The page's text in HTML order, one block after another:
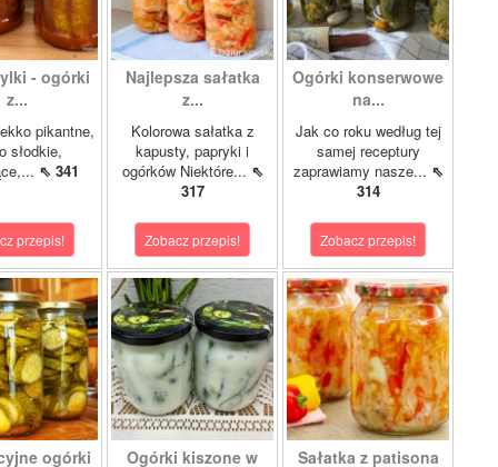
- ogórki
z...
pikantne,
słodkie,
⇖ 341
przepis!
Najlepsza sałatka
z...
Kolorowa sałatka z
kapusty, papryki i
ogórków Niektóre... ⇖
317
Zobacz przepis!
Ogórki konserwowe
na...
Jak co roku według tej
samej receptury
zaprawiamy nasze... ⇖
314
Zobacz przepis!
ogórki Ogórki kiszone w Sałatka z patisona